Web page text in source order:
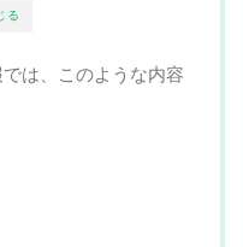
る
は、このような内容